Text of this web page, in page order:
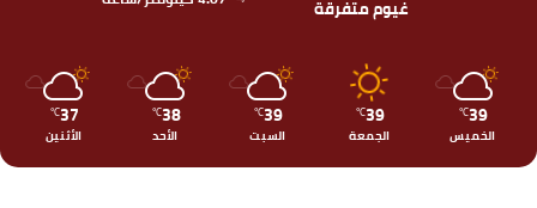
غيوم متفرقة
39
℃
الخميس
39
℃
الجمعة
39
℃
السبت
38
℃
الأحد
37
℃
الأثنين